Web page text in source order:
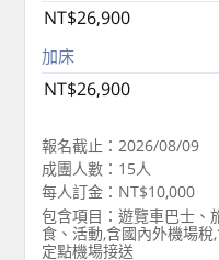
NT$26,900
加床
NT$26,900
報名截止：2026/08/09
成團人數：15人
每人訂金：NT$10,000
包含項目：遊覽車巴士、
食、活動,含國內外機場
定點機場接送